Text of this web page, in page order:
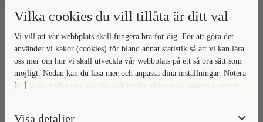
Vilka cookies du vill tillåta är ditt val
[...]
Vi vill att vår webbplats skall fungera bra för dig. För att göra det
använder vi kakor (cookies) för bland annat statistik så att vi kan lära
oss mer om hur vi skall utveckla vår webbplats på ett så bra sätt som
möjligt. Nedan kan du läsa mer och anpassa dina inställningar. Notera
att när du godkänner statistik och marknadsförings-cookies kommer
Visa detaljer
Öppna
huvudmeny
GåStäng
huvudmeny